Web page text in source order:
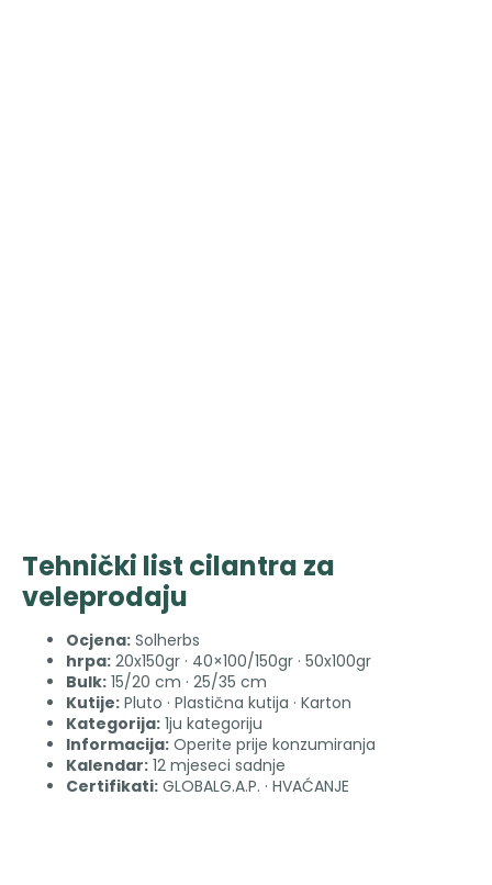
Tehnički list cilantra za
veleprodaju
Ocjena: Solherbs
hrpa: 20x150gr · 40×100/150gr · 50x100gr
Bulk: 15/20 cm · 25/35 cm
Kutije: Pluto · Plastična kutija · Karton
Kategorija: 1ju kategoriju
Informacija: Operite prije konzumiranja
Kalendar: 12 mjeseci sadnje
Certifikati: GLOBALG.A.P. · HVAĆANJE